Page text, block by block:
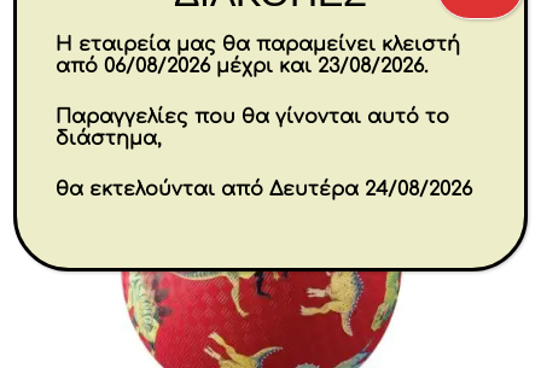
Η εταιρεία μας θα παραμείνει κλειστή
από 06/08/2026 μέχρι και 23/08/2026.
Παραγγελίες που θα γίνονται αυτό το
διάστημα,
θα εκτελούνται από Δευτέρα 24/08/2026